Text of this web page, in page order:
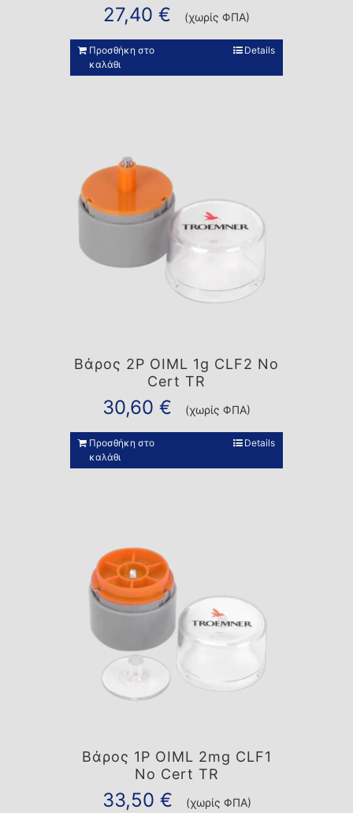
27,40 € (χωρίς ΦΠΑ)
Προσθήκη στο
καλάθι
Details
Βάρος 2P OIML 1g CLF2 No
Cert TR
30,60 € (χωρίς ΦΠΑ)
Προσθήκη στο
καλάθι
Details
Βάρος 1P OIML 2mg CLF1
No Cert TR
33,50 € (χωρίς ΦΠΑ)